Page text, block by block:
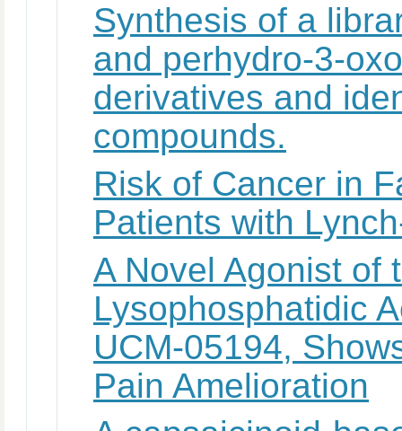
Synthesis of a
and perhydro-3-
derivatives and
compounds.
Risk of Cancer in
Patients with
A Novel Agonist of
Lysophosphatidic
UCM-05194,
Pain Amelioration